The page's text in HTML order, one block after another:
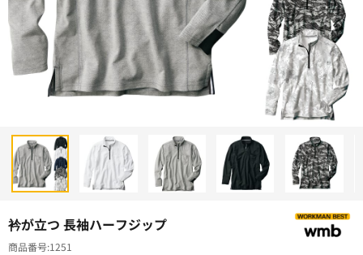
衿が立つ 長袖ハーフジップ
商品番号 1251